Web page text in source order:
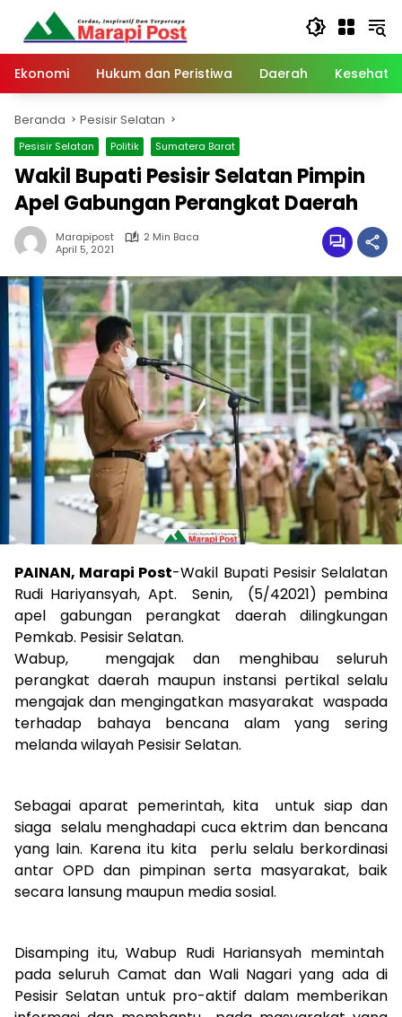
Langsung
konten
Ekonomi
Hukum dan Peristiwa Daerah
Beranda Pesisir Selatan
Pesisir Selatan Politik Sumatera Barat
Wakil Bupati Pesisir Selatan Pimpin
Apel Gabungan Perangkat Daerah
Marapipost
2 Min Baca
April 5, 2021
PAINAN, Marapi Post-Wakil Bupati Pesisir Selalatan
Rudi Hariyansyah, Apt. Senin, (5/42021) pembina
apel gabungan perangkat daerah dilingkungan
Pemkab. Pesisir Selatan.
Wabup, mengajak dan menghibau seluruh
perangkat daerah maupun instansi pertikal selalu
mengajak dan mengingatkan masyarakat waspada
terhadap bahaya bencana alam yang sering
melanda wilayah Pesisir Selatan.
Sebagai aparat pemerintah, kita untuk siap dan
siaga selalu menghadapi cuca ektrim dan bencana
yang lain. Karena itu kita perlu selalu berkordinasi
antar OPD dan pimpinan serta masyarakat, baik
secara lansung maupun media sosial.
Disamping itu, Wabup Rudi Hariansyah memintah
pada seluruh Camat dan Wali Nagari yang ada di
Pesisir Selatan untuk pro-aktif dalam memberikan